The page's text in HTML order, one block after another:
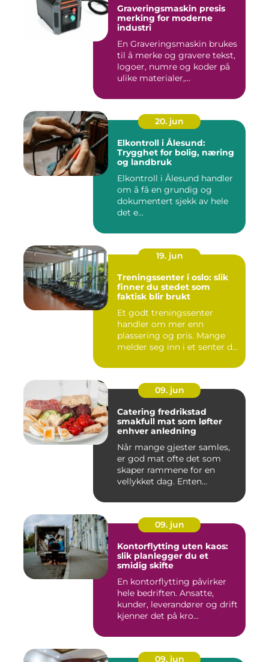
Graveringsmaskin presis
merking for moderne
industri
En Graveringsmaskin brukes
til å merke og gravere tekst,
logoer, numre og koder på
ulike materialer,...
20. jun
Elkontroll i Ålesund:
Trygghet for bolig, næring
og landbruk
Elkontroll i Ålesund handler
om å få en grundig og
dokumentert sjekk av hele
det e...
19. jun
Treningssenter i oslo: slik
finner du stedet som
faktisk blir brukt
Et godt treningssenter
handler om mer enn
plassering og pris. Mange
melder seg inn i et senter de
09. jun
Catering fredrikstad
smakfull mat som løfter
enhver anledning
Når mange gjester samles,
er god mat ofte det som
skaper rammene for en
vellykket dag. Enten
09. jun
Kontorflytting uten kaos:
slik planlegger du et
smidig skifte
En kontorflytting påvirker
hele bedriften. Ansatte,
kunder, leverandører og drift
kjenner det på kro...
09. jun